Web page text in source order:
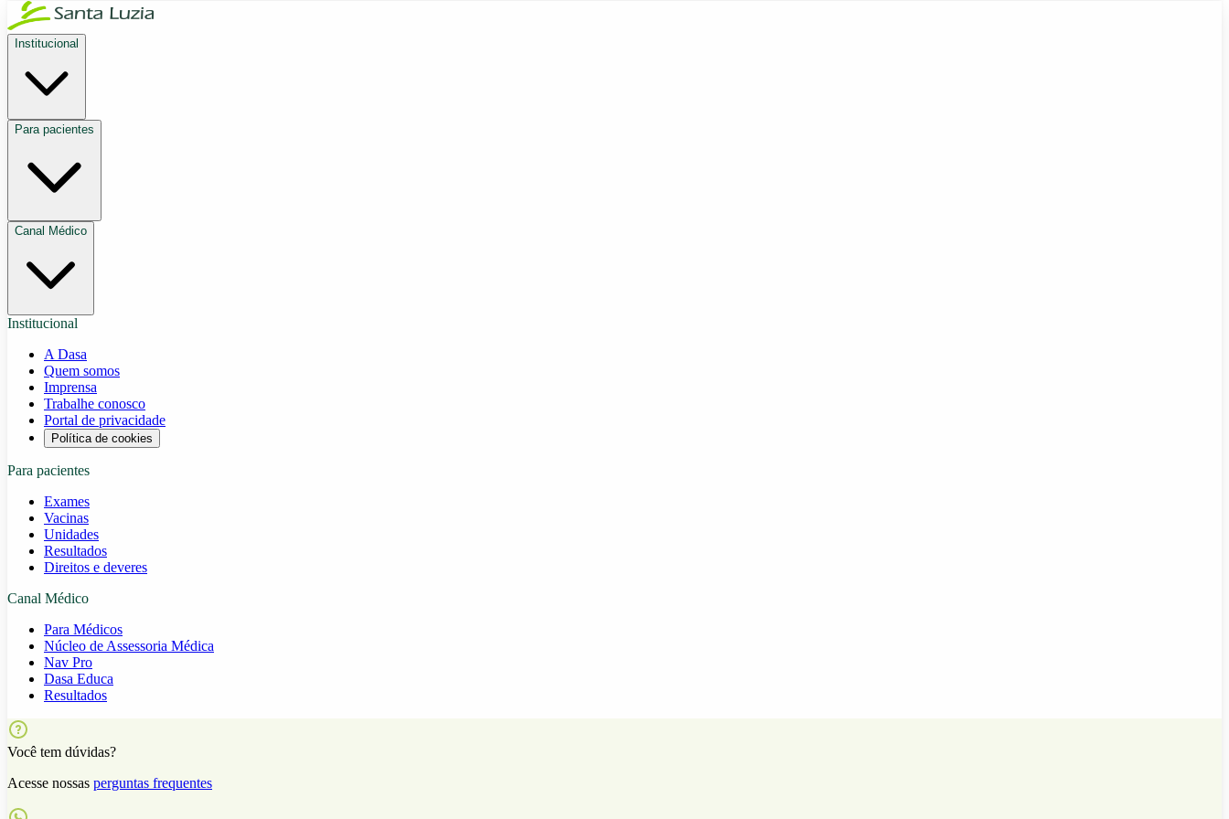
Institucional
Para pacientes
Canal Médico
Institucional
A Dasa
Quem somos
Imprensa
Trabalhe conosco
Portal de privacidade
Política de cookies
Para pacientes
Exames
Vacinas
Unidades
Resultados
Direitos e deveres
Canal Médico
Para Médicos
Núcleo de Assessoria Médica
Nav Pro
Dasa Educa
Resultados
Você tem dúvidas?
Acesse nossas perguntas frequentes